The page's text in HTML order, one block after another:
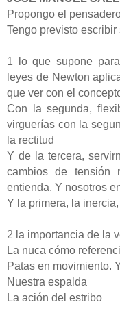
Propongo el
Tengo previsto
1 lo que supone
leyes de Newton
que ver con el
Con la segunda,
virguerías con la
la rectitud
Y de la tercera,
cambios de tensión
entienda. Y nosotros
Y la primera, la
2 la importancia de la
La nuca cómo
Patas en movimiento.
Nuestra espalda
La ación del estribo